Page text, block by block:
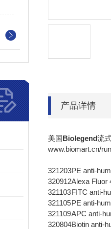
产品详情
美国Biolegend流
www.biomart.cn/
321203PE anti-
320912Alexa Fluor
321103FITC anti-
321105PE anti-
321109APC anti-
320804Biotin anti-